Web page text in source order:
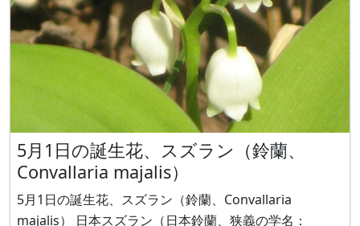
5月1日の誕生花、スズラン（鈴蘭、
Convallaria majalis）
5月1日の誕生花、スズラン（鈴蘭、Convallaria
majalis） 日本スズラン（日本鈴蘭、狭義の学名：